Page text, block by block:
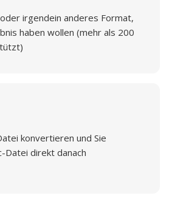
irgendein anderes Format,
haben wollen (mehr als 200
konvertieren und Sie
Datei direkt danach